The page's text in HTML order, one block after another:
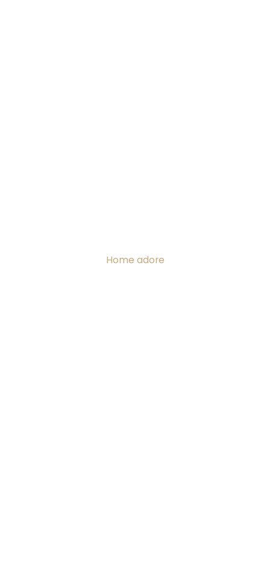
Home adore